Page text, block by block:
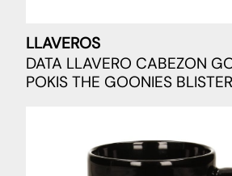
LLAVEROS
DATA LLAVERO CABEZON
POKIS THE GOONIES BLISTER